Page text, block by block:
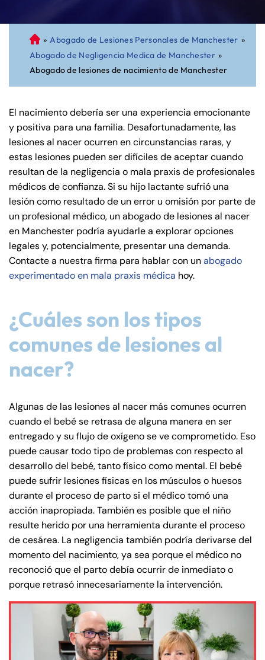
A
bo
ga
do
Pe
rs
on
al
Inj
ur
y
de
C
on
ne
cti
» Abogado de Lesiones Personales de Manchester »
Abogado de Negligencia Medica de Manchester »
Abogado de lesiones de nacimiento de Manchester
El nacimiento debería ser una experiencia emocionante
y positiva para una familia. Desafortunadamente, las
lesiones al nacer ocurren en circunstancias raras, y
estas lesiones pueden ser difíciles de aceptar cuando
resultan de la negligencia o mala praxis de profesionales
médicos de confianza. Si su hijo lactante sufrió una
lesión como resultado de un error u omisión por parte de
un profesional médico, un abogado de lesiones al nacer
en Manchester podría ayudarle a explorar opciones
legales y, potencialmente, presentar una demanda.
Contacte a nuestra firma para hablar con unabogado
experimentado en mala praxis médica hoy.
¿Cuáles son los tipos
comunes de lesiones al
nacer?
Algunas de las lesiones al nacer más comunes ocurren
cuando el bebé se retrasa de alguna manera en ser
entregado y su flujo de oxígeno se ve comprometido. Eso
puede causar todo tipo de problemas con respecto al
desarrollo del bebé, tanto físico como mental. El bebé
puede sufrir lesiones físicas en los músculos o huesos
durante el proceso de parto si el médico tomó una
acción inapropiada. También es posible que el niño
resulte herido por una herramienta durante el proceso
de cesárea. La negligencia también podría derivarse del
momento del nacimiento, ya sea porque el médico no
reconoció que el parto debía ocurrir de inmediato o
porque retrasó innecesariamente la intervención.